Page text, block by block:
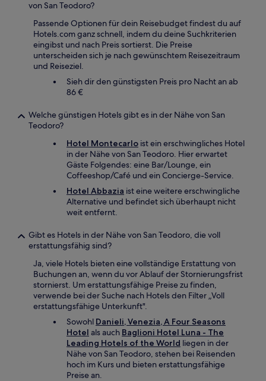
von San Teodoro?
Passende Optionen für dein Reisebudget findest du auf
Hotels.com ganz schnell, indem du deine Suchkriterien
eingibst und nach Preis sortierst. Die Preise
unterscheiden sich je nach gewünschtem Reisezeitraum
und Reiseziel.
Sieh dir den günstigsten Preis pro Nacht an ab
86 €
Welche günstigen Hotels gibt es in der Nähe von San
Teodoro?
Hotel Montecarlo ist ein erschwingliches Hotel
in der Nähe von San Teodoro. Hier erwartet
Gäste Folgendes: eine Bar/Lounge, ein
Coffeeshop/Café und ein Concierge-Service.
Hotel Abbazia ist eine weitere erschwingliche
Alternative und befindet sich überhaupt nicht
weit entfernt.
Gibt es Hotels in der Nähe von San Teodoro, die voll
erstattungsfähig sind?
Ja, viele Hotels bieten eine vollständige Erstattung von
Buchungen an, wenn du vor Ablauf der Stornierungsfrist
stornierst. Um erstattungsfähige Preise zu finden,
verwende bei der Suche nach Hotels den Filter „Voll
erstattungsfähige Unterkunft".
Sowohl Danieli, Venezia, A Four Seasons
Hotel als auch Baglioni Hotel Luna - The
Leading Hotels of the World liegen in der
Nähe von San Teodoro, stehen bei Reisenden
hoch im Kurs und bieten erstattungsfähige
Preise an.